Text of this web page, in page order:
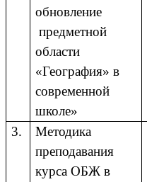
обновление
предметной
области
«География» в
современной
школе»
3.
Методика
преподавания
курса ОБЖ в